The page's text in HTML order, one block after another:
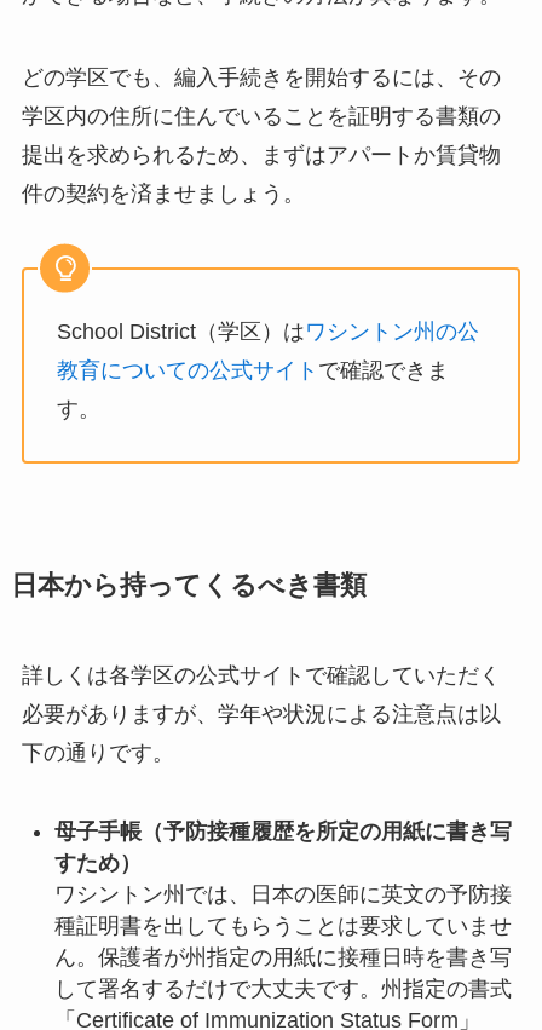
どの学区でも、編入手続きを開始するには、その
学区内の住所に住んでいることを証明する書類の
提出を求められるため、まずはアパートか賃貸物
件の契約を済ませましょう。
School District（学区）はワシントン州の公
教育についての公式サイト で確認できま
す。
日本から持ってくるべき書類
詳しくは各学区の公式サイトで確認していただく
必要がありますが、学年や状況による注意点は以
下の通りです。
母子手帳（予防接種履歴を所定の用紙に書き写
すため）
ワシントン州では、日本の医師に英文の予防接
種証明書を出してもらうことは要求していませ
ん。保護者が州指定の用紙に接種日時を書き写
して署名するだけで大丈夫です。州指定の書式
「Certificate of Immunization Status Form」